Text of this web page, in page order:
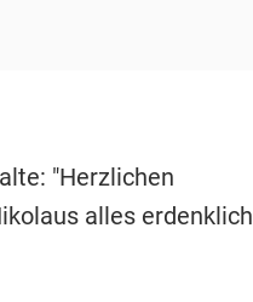
"Herzlichen
alles erdenklich